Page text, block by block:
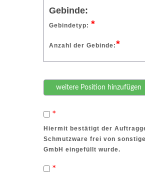
Gebinde:
Gebindetyp: *
Anzahl der Gebinde:*
*
Hiermit bestätigt der
Schmutzware frei von
GmbH eingefüllt wurde.
*